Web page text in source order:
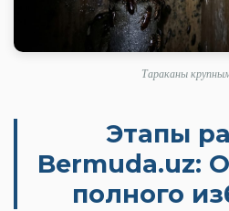
Тараканы
Этапы
Bermuda.uz:
полного